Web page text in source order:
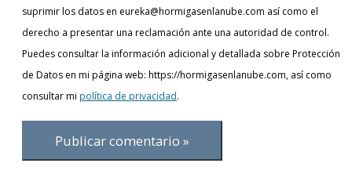
suprimir los datos en eureka@hormigasenlanube.com así como el
derecho a presentar una reclamación ante una autoridad de control.
Puedes consultar la información adicional y detallada sobre Protección
de Datos en mi página web: https://hormigasenlanube.com, así como
consultar mi política de privacidad.